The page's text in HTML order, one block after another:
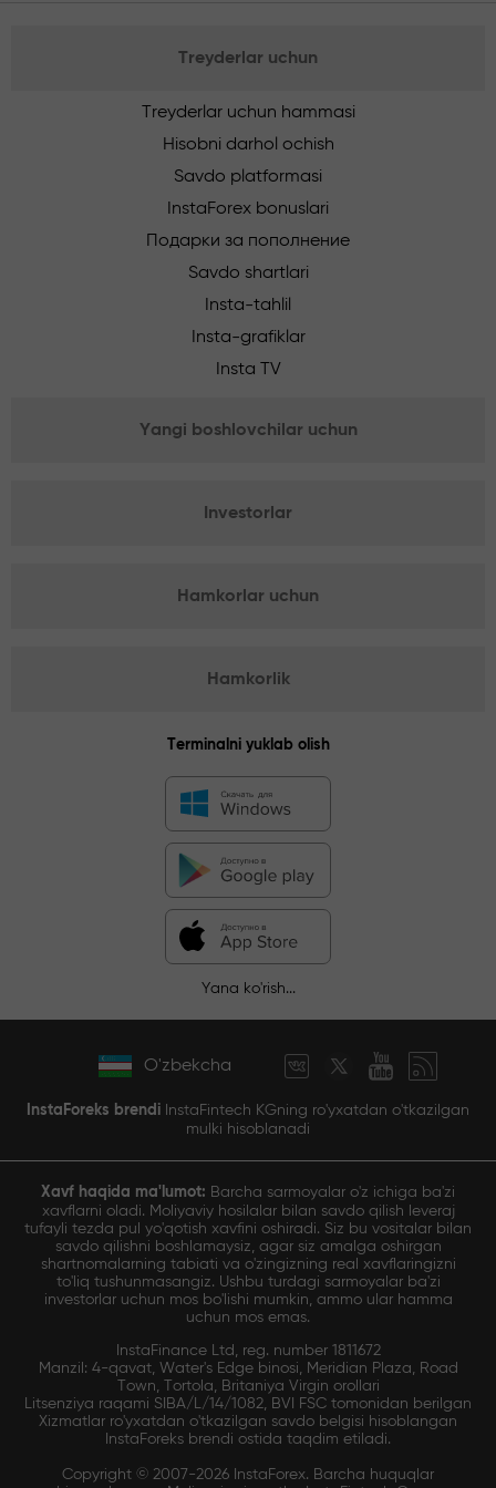
Treyderlar uchun
Treyderlar uchun hammasi
Hisobni darhol ochish
Savdo platformasi
InstaForex bonuslari
Подарки за пополнение
Savdo shartlari
Insta-tahlil
Insta-grafiklar
Insta TV
Yangi boshlovchilar uchun
Investorlar
Hamkorlar uchun
Hamkorlik
Terminalni yuklab olish
Yana ko'rish...
O'zbekcha
InstaForeks brendi InstaFintech KGning ro'yxatdan o'tkazilgan
mulki hisoblanadi
Xavf haqida ma'lumot: Barcha sarmoyalar o'z ichiga ba'zi
xavflarni oladi. Moliyaviy hosilalar bilan savdo qilish leveraj
tufayli tezda pul yo'qotish xavfini oshiradi. Siz bu vositalar bilan
savdo qilishni boshlamaysiz, agar siz amalga oshirgan
shartnomalarning tabiati va o'zingizning real xavflaringizni
to'liq tushunmasangiz. Ushbu turdagi sarmoyalar ba'zi
investorlar uchun mos bo'lishi mumkin, ammo ular hamma
uchun mos emas.
InstaFinance Ltd, reg. number 1811672
Manzil: 4-qavat, Water's Edge binosi, Meridian Plaza, Road
Town, Tortola, Britaniya Virgin orollari
Litsenziya raqami SIBA/L/14/1082, BVI FSC tomonidan berilgan
Xizmatlar ro'yxatdan o'tkazilgan savdo belgisi hisoblangan
InstaForeks brendi ostida taqdim etiladi.
Copyright © 2007-2026 InstaForex. Barcha huquqlar